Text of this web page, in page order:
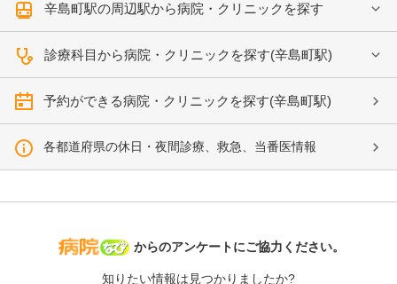
辛島町駅の周辺駅から病院・クリニックを探す
診療科目から病院・クリニックを探す(辛島町駅)
予約ができる病院・クリニックを探す(辛島町駅)
各都道府県の休日・夜間診療、救急、当番医情報
病院なび
からのアンケートにご協力ください。
知りたい情報は見つかりましたか?